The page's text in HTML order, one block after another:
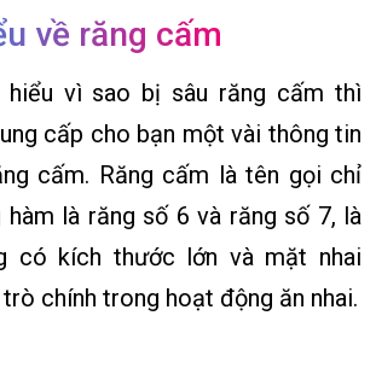
về răng cấm
vì sao bị sâu răng cấm thì
cấp cho bạn một vài thông tin
cấm. Răng cấm là tên gọi chỉ
hàm là răng số 6 và răng số 7, là
có kích thước lớn và mặt nhai
chính trong hoạt động ăn nhai.